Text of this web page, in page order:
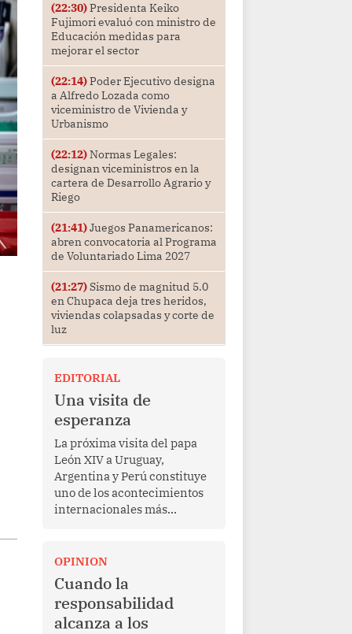
(22:30)Presidenta Keiko
Fujimori evaluó con ministro de
Educación medidas para
mejorar el sector
(22:14)Poder Ejecutivo designa
a Alfredo Lozada como
viceministro de Vivienda y
Urbanismo
(22:12)Normas Legales:
designan viceministros en la
cartera de Desarrollo Agrario y
Riego
(21:41)Juegos Panamericanos:
abren convocatoria al Programa
de Voluntariado Lima 2027
(21:27)Sismo de magnitud 5.0
en Chupaca deja tres heridos,
viviendas colapsadas y corte de
luz
EDITORIAL
Una visita de
esperanza
La próxima visita del papa
León XIV a Uruguay,
Argentina y Perú constituye
uno de los acontecimientos
internacionales más
Más allá de su dimensión
religiosa, esta gira
representa una oportunidad
para reafirmar el valor del
diálogo, fortalecer los
OPINION
Cuando la
responsabilidad
alcanza a los